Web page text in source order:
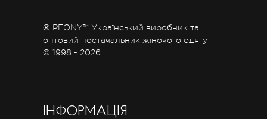
® PEONY™ Український виробник та
оптовий постачальник жіночого одягу
© 1998 - 2026
ІНФОРМАЦІЯ